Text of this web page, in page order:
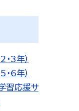
３年）
６年）
習応援サ